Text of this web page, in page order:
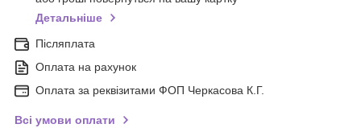
Детальніше
Післяплата
Оплата на рахунок
Оплата за реквізитами ФОП Черкасова К.Г.
Всі умови оплати